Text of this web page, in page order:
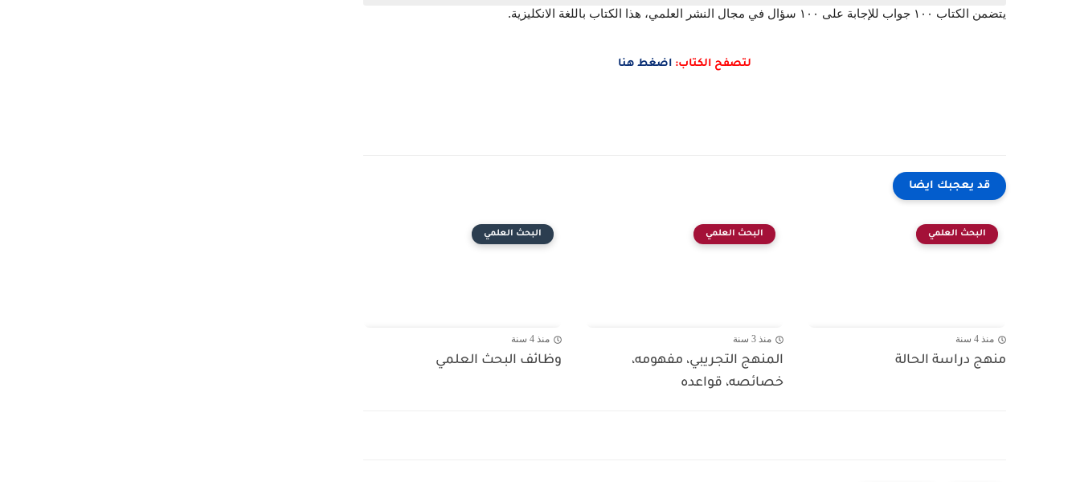
يتضمن الكتاب ١٠٠ جواب للإجابة على ١٠٠ سؤال في مجال النشر العلمي، هذا الكتاب باللغة الانكليزية.
لتصفح الكتاب: اضغط هنا
قد يعجبك ايضا
البحث العلمي
منذ 4 سنة
منهج دراسة الحالة
البحث العلمي
منذ 3 سنة
المنهج التجريبي، مفهومه،
خصائصه، قواعده
البحث العلمي
منذ 4 سنة
وظائف البحث العلمي